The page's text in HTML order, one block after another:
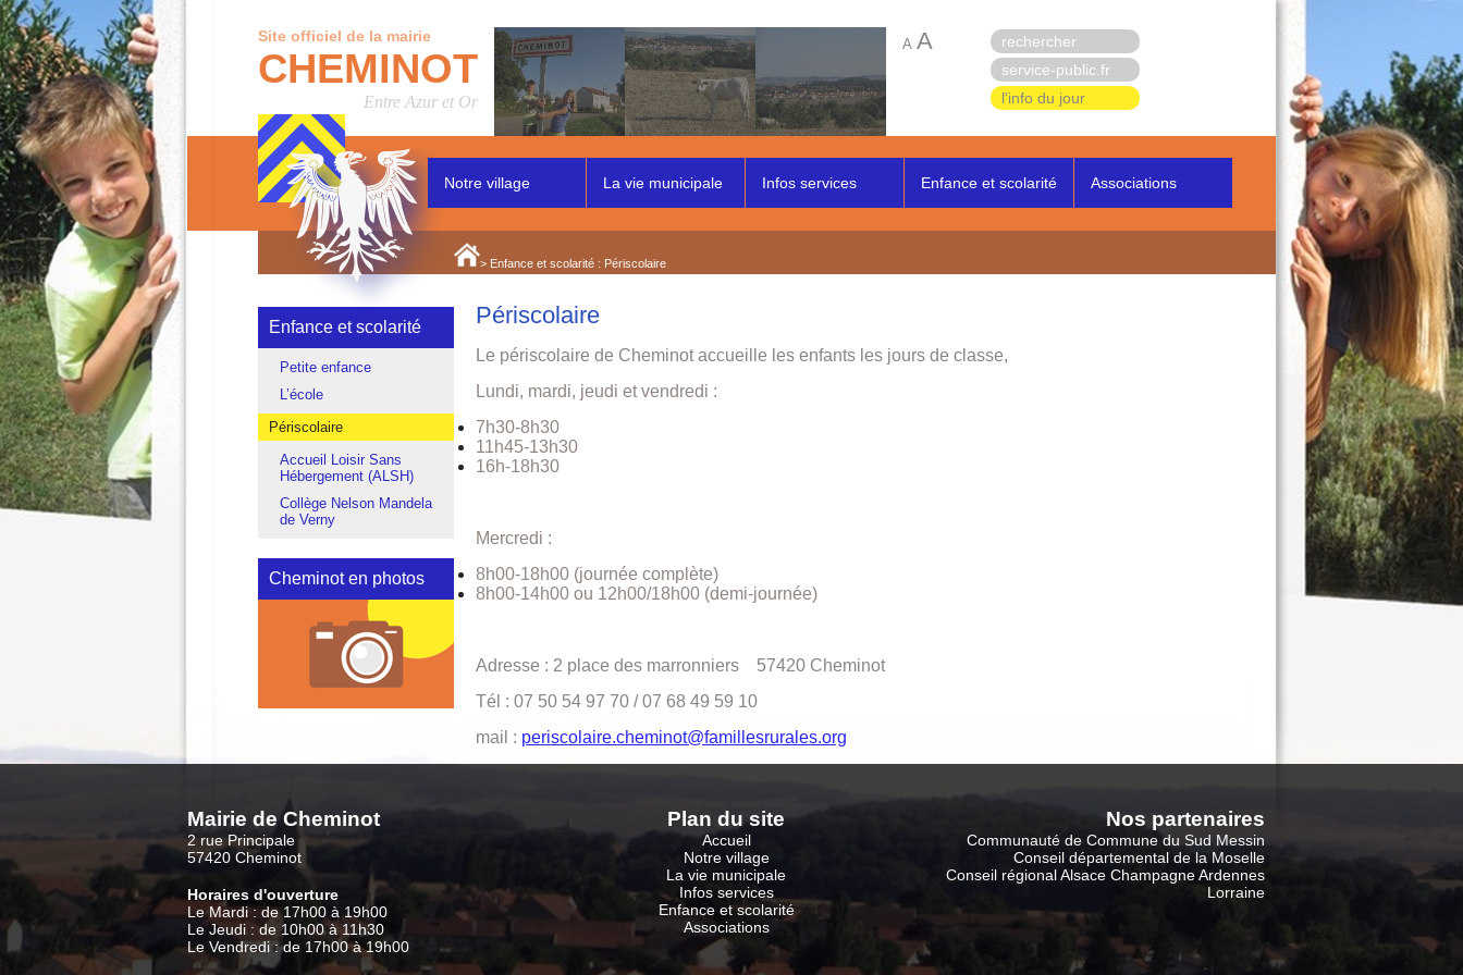
Site officiel de la mairie
CHEMINOT
Entre Azur et Or
A A
rechercher
service-public.fr
l'info du jour
Notre village La vie municipale Infos services Enfance et scolarité Associations
> Enfance et scolarité : Périscolaire
Enfance et scolarité
Petite enfance
L’école
Périscolaire
Accueil Loisir Sans
Hébergement (ALSH)
Collège Nelson Mandela
de Verny
Cheminot en photos
Périscolaire
Le périscolaire de Cheminot accueille les enfants les jours de classe,
Lundi, mardi, jeudi et vendredi :
7h30-8h30
11h45-13h30
16h-18h30
Mercredi :
8h00-18h00 (journée complète)
8h00-14h00 ou 12h00/18h00 (demi-journée)
Adresse : 2 place des marronniers 57420 Cheminot
Tél : 07 50 54 97 70 / 07 68 49 59 10
mail : periscolaire.cheminot@famillesrurales.org
Mairie de Cheminot
2 rue Principale
57420 Cheminot
Horaires d'ouverture
Le Mardi : de 17h00 à 19h00
Le Jeudi : de 10h00 à 11h30
Le Vendredi : de 17h00 à 19h00
Plan du site
Accueil
Notre village
La vie municipale
Infos services
Enfance et scolarité
Associations
Nos partenaires
Communauté de Commune du Sud Messin
Conseil départemental de la Moselle
Conseil régional Alsace Champagne Ardennes
Lorraine